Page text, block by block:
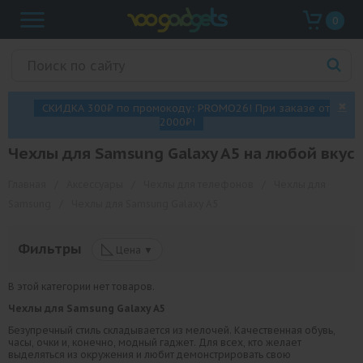
0
СКИДКА 300₽ по промокоду: PROMO26! При заказе от
2000₽!
Чехлы для Samsung Galaxy A5 на любой вкус
Фильтры ◺ Цена ▼
В этой категории нет товаров.
Чехлы для Samsung Galaxy А5
Безупречный стиль складывается из мелочей. Качественная обувь,
часы, очки и, конечно, модный гаджет. Для всех, кто желает
выделяться из окружения и любит демонстрировать свою